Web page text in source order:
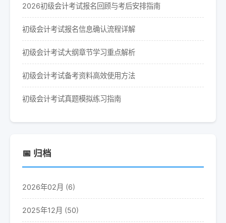
2026初级会计考试报名回顾与考后安排指南
初级会计考试报名信息确认流程详解
初级会计考试大纲章节学习重点解析
初级会计考试备考资料高效使用方法
初级会计考试真题模拟练习指南
📅 归档
2026年02月 (6)
2025年12月 (50)